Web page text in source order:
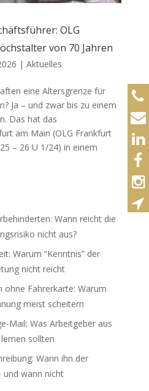
OLG
von 70 Jahren
| Aktuelles
eine Altersgrenze für
Ja – und zwar bis zu einem
Das hat das
am Main (OLG Frankfurt
– 26 U 1/24) in einem
Wann reicht die
nicht aus?
Warum “Kenntnis” der
nicht reicht
ohne Fahrerkarte: Warum
meist scheitern
Mail: Was Arbeitgeber aus
sollten
Wann ihn der
und wann nicht